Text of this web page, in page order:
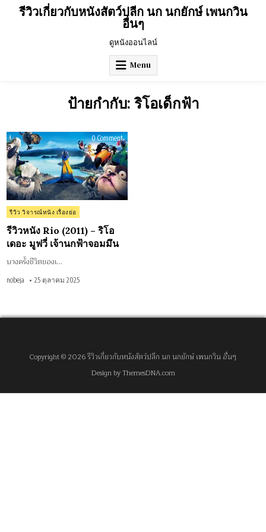
รีวิวเกี่ยวกับหนังสัตว์ปลีก นก นกยักษ์ เพนกวิน
อื่นๆ
ดูหนังออนไลน์
Menu
ป้ายกำกับ:ริโอเด็กฟ้า
0 Commenton
รีวิว
หนัง
Rio
(2011)
–
ริโอ
เดอะ
มูฟ
วี่
Posted
in
รีวิว วิจารณ์หนัง เรื่องย่อ
รีวิวหนัง Rio (2011) – ริโอ
เดอะ มูฟวี่ เจ้านกฟ้าจอมมึน
บางครั้งชีวิตของเ…
nobeja 25 ตุลาคม 2025
Copyright © 2026 รีวิวเกี่ยวกับหนังสัตว์ปลีก นก นกยักษ์ เพนกวิน อื่นๆ
Design by ThemesDNA.com